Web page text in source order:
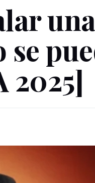
2025]